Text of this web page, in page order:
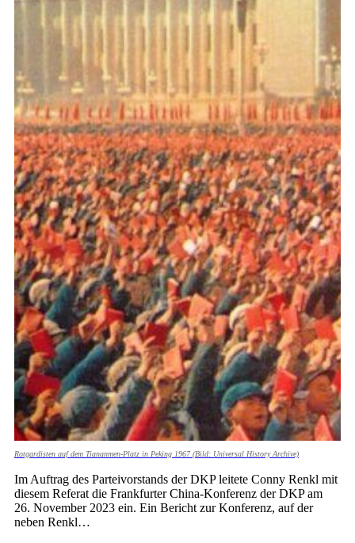
Rotgardisten auf dem Tiananmen-Platz in Peking 1967 (Bild: Universal History Archive)
Im Auftrag des Parteivorstands der DKP leitete Conny Renkl mit
diesem Referat die Frankfurter China-Konferenz der DKP am
26. November 2023 ein. Ein Bericht zur Konferenz, auf der
neben Renkl…